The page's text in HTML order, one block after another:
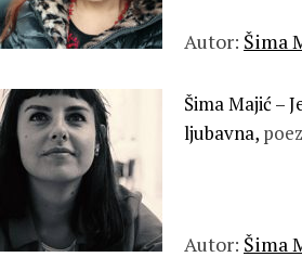
Autor: Šima
Šima Majić –
ljubavna,
Autor: Šima